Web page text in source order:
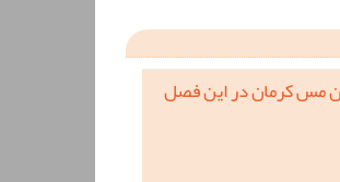
مس کرمان در این فصل